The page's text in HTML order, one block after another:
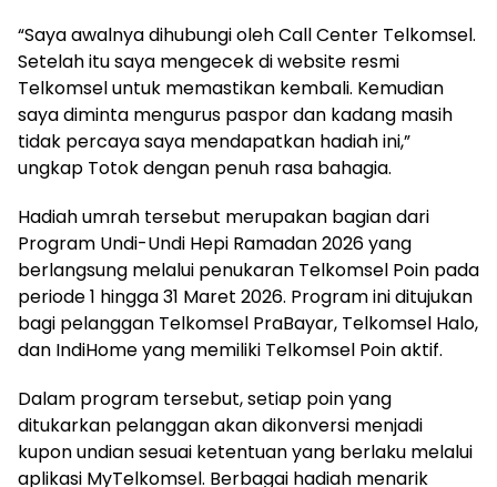
“Saya awalnya dihubungi oleh Call Center Telkomsel.
Setelah itu saya mengecek di website resmi
Telkomsel untuk memastikan kembali. Kemudian
saya diminta mengurus paspor dan kadang masih
tidak percaya saya mendapatkan hadiah ini,”
ungkap Totok dengan penuh rasa bahagia.
Hadiah umrah tersebut merupakan bagian dari
Program Undi-Undi Hepi Ramadan 2026 yang
berlangsung melalui penukaran Telkomsel Poin pada
periode 1 hingga 31 Maret 2026. Program ini ditujukan
bagi pelanggan Telkomsel PraBayar, Telkomsel Halo,
dan IndiHome yang memiliki Telkomsel Poin aktif.
Dalam program tersebut, setiap poin yang
ditukarkan pelanggan akan dikonversi menjadi
kupon undian sesuai ketentuan yang berlaku melalui
aplikasi MyTelkomsel. Berbagai hadiah menarik